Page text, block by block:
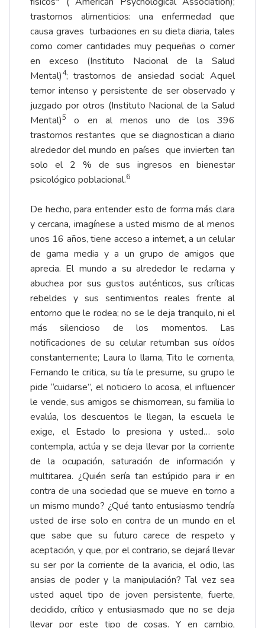
trastornos alimenticios: una enfermedad que
causa graves turbaciones en su dieta diaria, tales
como comer cantidades muy pequeñas o comer
en exceso (Instituto Nacional de la Salud
Mental)4; trastornos de ansiedad social: Aquel
temor intenso y persistente de ser observado y
juzgado por otros (Instituto Nacional de la Salud
Mental)5
o en al menos uno de los 396
trastornos restantes que se diagnostican a diario
alrededor del mundo en países que invierten tan
solo el 2 % de sus ingresos en bienestar
psicológico poblacional.6
De hecho, para entender esto de forma más clara
y cercana, imagínese a usted mismo de al menos
unos 16 años, tiene acceso a internet, a un celular
de gama media y a un grupo de amigos que
aprecia. El mundo a su alrededor le reclama y
abuchea por sus gustos auténticos, sus críticas
rebeldes y sus sentimientos reales frente al
entorno que le rodea; no se le deja tranquilo, ni el
más silencioso de los momentos. Las
notificaciones de su celular retumban sus oídos
constantemente; Laura lo llama, Tito le comenta,
Fernando le critica, su tía le presume, su grupo le
pide “cuidarse”, el noticiero lo acosa, el influencer
le vende, sus amigos se chismorrean, su familia lo
evalúa, los descuentos le llegan, la escuela le
exige, el Estado lo presiona y usted… solo
contempla, actúa y se deja llevar por la corriente
de la ocupación, saturación de información y
multitarea. ¿Quién sería tan estúpido para ir en
contra de una sociedad que se mueve en torno a
un mismo mundo? ¿Qué tanto entusiasmo tendría
usted de irse solo en contra de un mundo en el
que sabe que su futuro carece de respeto y
aceptación, y que, por el contrario, se dejará llevar
su ser por la corriente de la avaricia, el odio, las
ansias de poder y la manipulación? Tal vez sea
usted aquel tipo de joven persistente, fuerte,
decidido, crítico y entusiasmado que no se deja
llevar por este tipo de cosas. Y en cambio,